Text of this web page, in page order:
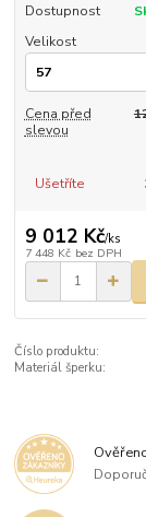
Dostupnost
Velikost
Cena před
slevou
Ušetříte
9 012 Kč/ks
7 448 Kč bez DPH
Číslo produktu:
Materiál šperku: